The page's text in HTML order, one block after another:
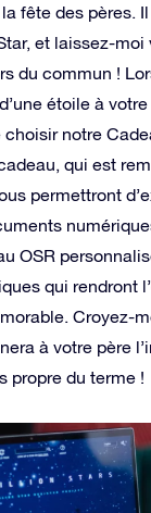
fête des pères.
et laissez-moi
du commun !
étoile à
notre
qui est
permettront
OSR
qui rendront
Croyez-
à votre père
propre du terme !